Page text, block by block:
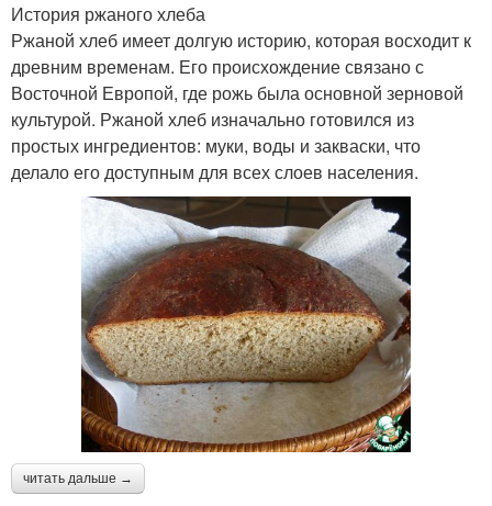
История ржаного хлеба
Ржаной хлеб имеет долгую историю, которая восходит к
древним временам. Его происхождение связано с
Восточной Европой, где рожь была основной зерновой
культурой. Ржаной хлеб изначально готовился из
простых ингредиентов: муки, воды и закваски, что
делало его доступным для всех слоев населения.
читать дальше →